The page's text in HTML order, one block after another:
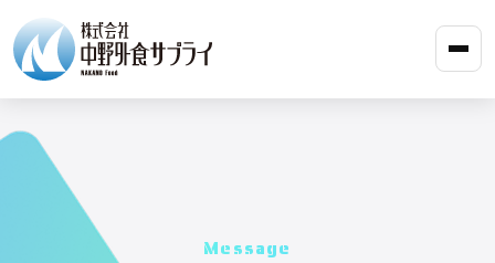
Message